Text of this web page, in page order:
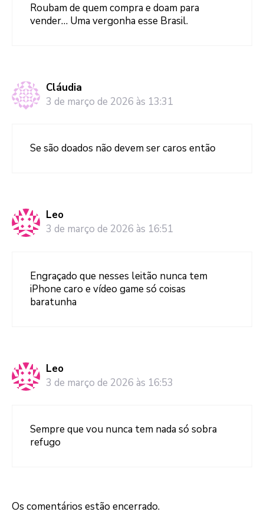
Roubam de quem compra e doam para
vender… Uma vergonha esse Brasil.
Cláudia
3 de março de 2026 às 13:31
Se são doados não devem ser caros então
Leo
3 de março de 2026 às 16:51
Engraçado que nesses leitão nunca tem
iPhone caro e vídeo game só coisas
baratunha
Leo
3 de março de 2026 às 16:53
Sempre que vou nunca tem nada só sobra
refugo
Os comentários estão encerrado.